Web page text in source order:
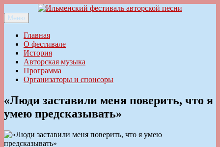
к
содержимому
Ильменский фестиваль авторской песни
Меню
Главная
О фестивале
История
Авторская музыка
Программа
Организаторы и спонсоры
«Люди заставили меня поверить, что я
умею предсказывать»